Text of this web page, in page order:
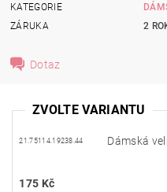
KATEGORIE
ZÁRUKA
2
Dotaz
ZVOLTE VARIANTU
21.75114.19238.44 Dámská
175 Kč